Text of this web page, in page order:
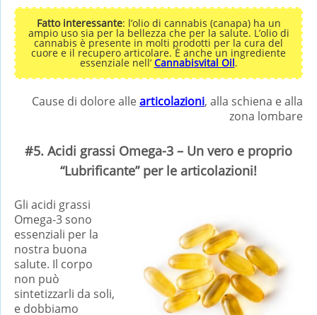
Fatto interessante: l’olio di cannabis (canapa) ha un
ampio uso sia per la bellezza che per la salute. L’olio di
cannabis è presente in molti prodotti per la cura del
cuore e il recupero articolare. È anche un ingrediente
essenziale nell’ Cannabisvital Oil.
Cause di dolore allearticolazioni, alla schiena e alla
zona lombare
#5. Acidi grassi Omega-3 – Un vero e proprio
“Lubrificante” per le articolazioni!
Gli acidi grassi
Omega-3 sono
essenziali per la
nostra buona
salute. Il corpo
non può
sintetizzarli da soli,
e dobbiamo